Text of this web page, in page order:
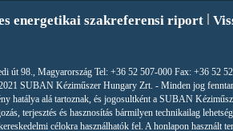
energetikai szakreferensi riport
út 98., Magyarország Tel: +36 52 507-000 Fax: +36 52
SUBAN Kéziműszer Hungary Zrt. - Minden jog
hatálya alá tartoznak, és jogosultként a SUBAN
terjesztés és hasznosítás bármilyen technikailag
célokra használhatók fel. A honlapon használt